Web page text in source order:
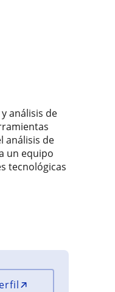
análisis de
análisis de
un equipo
tecnológicas